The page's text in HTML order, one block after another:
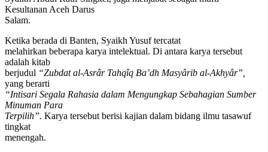
Kesultanan Aceh Darus
Salam.
Ketika berada di Banten, Syaikh Yusuf tercatat
melahirkan beberapa karya intelektual. Di antara karya tersebut
adalah kitab
berjudul “Zubdat al-Asrâr Tahqîq Ba’dh Masyârib al-Akhyâr”,
yang berarti
“Intisari Segala Rahasia dalam Mengungkap Sebahagian Sumber
Minuman Para
Terpilih”. Karya tersebut berisi kajian dalam bidang ilmu tasawuf
tingkat
menengah.